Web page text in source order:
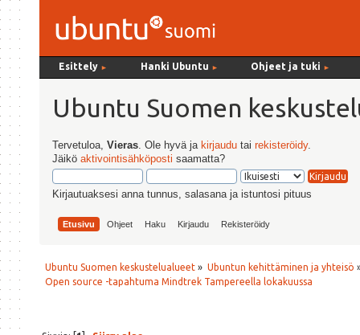
Esittely ► Hanki Ubuntu ► Ohjeet ja tuki ►
Ubuntu Suomen
Tervetuloa,Vieras . Ole hyvä ja kirjaudu tairekisteröidy.
Jäiköaktivointisähköposti saamatta?
Kirjautuaksesi anna tunnus, salasana ja istuntosi pituus
Etusivu Ohjeet Haku Kirjaudu Rekisteröidy
Ubuntu Suomen keskustelualueet » Ubuntun kehittäminen ja yhteisö
Open source -tapahtuma Mindtrek Tampereella lokakuussa